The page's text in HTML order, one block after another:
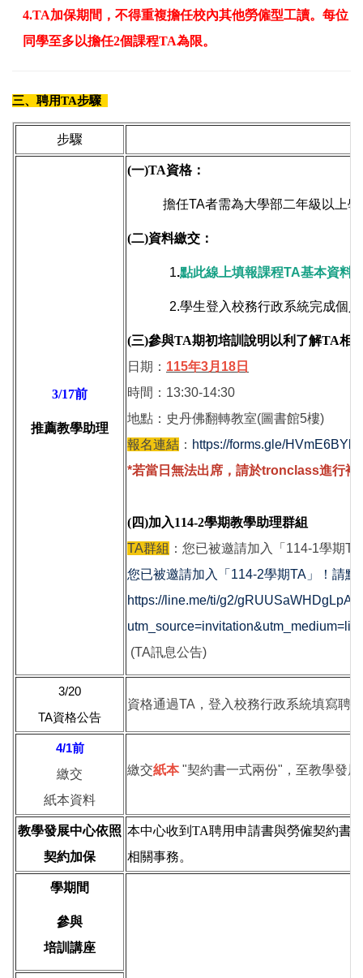
4.TA加保期間，不得重複擔任校內其他勞僱型工讀。每位
同學至多以擔任2個課程TA為限。
三、聘用TA步驟
步驟
3/17前
推薦教學助理
(一)TA資格：
擔任TA者需為大學部二年級以上學
(二)資料繳交：
1.點此線上填報課程TA基本資料
2.學生登入校務行政系統完成個
(三)參與TA期初培訓說明以利了解TA相
日期： 115年3月18日
時間：13:30-14:30
地點：史丹佛翻轉教室(圖書館5樓)
報名連結 ： https://forms.gle/
*若當日無法出席，請於tronclass進行補
(四)加入114-2學期教學助理群組
TA群組 ：您已被邀請加入「114-1學期
您已被邀請加入「114-2學期TA」！請
https://line.me/ti/g2/
(TA訊息公告)
3/20
TA資格公告
資格通過TA，登入校務行政系統填寫聘
4/1前
繳交
紙本資料
繳交紙本"契約書一式兩份"，至教學發
教學發展中心依照
契約加保
本中心收到TA聘用申請書與勞僱契約書
相關事務。
學期間
參與
培訓講座